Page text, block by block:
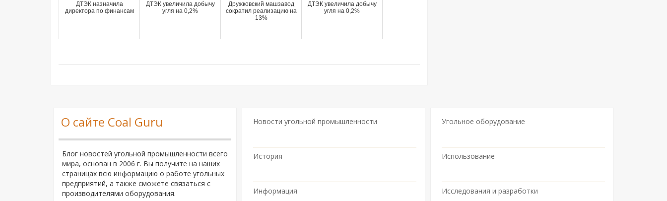
ДТЭК назначила
директора по финансам
ДТЭК увеличила добычу
угля на 0,2%
Дружковский машзавод
сократил реализацию на
13%
ДТЭК увеличила добычу
угля на 0,2%
О сайте Coal Guru
Блог новостей угольной промышленности всего
мира, основан в 2006 г. Вы получите на наших
страницах всю информацию о работе угольных
предприятий, а также сможете связаться с
производителями оборудования.
Новости угольной промышленности
История
Информация
Угольное оборудование
Использование
Исследования и разработки